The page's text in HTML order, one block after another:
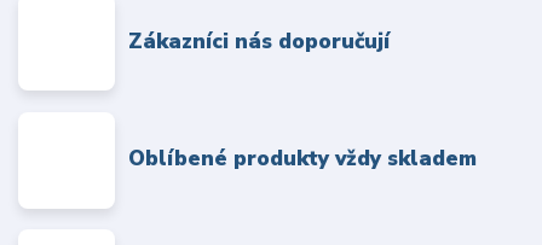
Zákazníci nás doporučují
Oblíbené produkty vždy skladem